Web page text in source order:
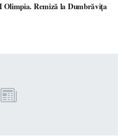
Remiză la Dumbrăvița